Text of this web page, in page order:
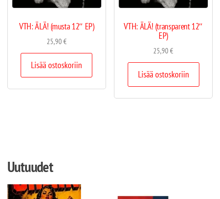
VTH: ÄLÄ! (musta 12″ EP)
25,90€
Lisää ostoskoriin
VTH: ÄLÄ! (transparent 12″
EP)
25,90€
Lisää ostoskoriin
Uutuudet